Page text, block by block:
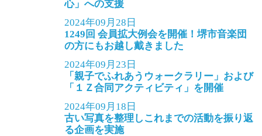
心」への支援
2024年09月28日
1249回 会員拡大例会を開催！堺市音楽団
の方にもお越し戴きました
2024年09月23日
「親子でふれあうウォークラリー」および
「１Ｚ合同アクティビティ」を開催
2024年09月18日
古い写真を整理しこれまでの活動を振り返
る企画を実施